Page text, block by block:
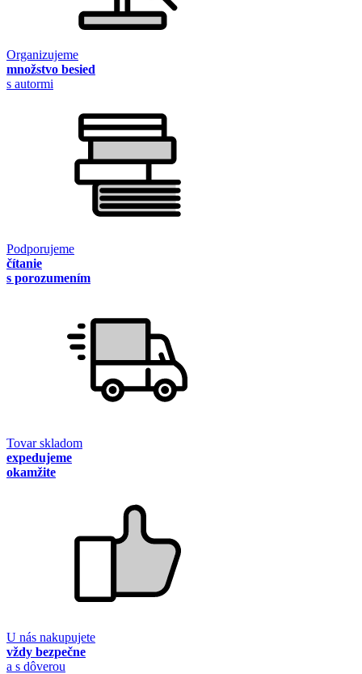
Organizujeme
množstvo besied
s autormi
Podporujeme
čítanie
s porozumením
Tovar skladom
expedujeme
okamžite
U nás nakupujete
vždy bezpečne
a s dôverou